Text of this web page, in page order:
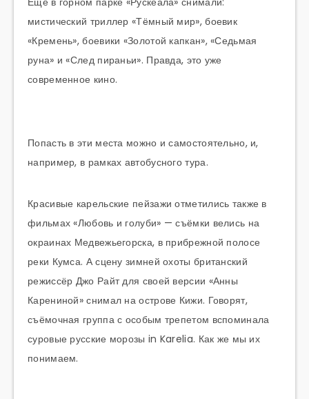
мистический триллер «Тёмный мир», боевик
«Кремень», боевики «Золотой капкан», «Седьмая
руна» и «След пираньи». Правда, это уже
современное кино.
Попасть в эти места можно и самостоятельно, и,
например, в рамках автобусного тура.
Красивые карельские пейзажи отметились также в
фильмах «Любовь и голуби» — съёмки велись на
окраинах Медвежьегорска, в прибрежной полосе
реки Кумса. А сцену зимней охоты британский
режиссёр Джо Райт для своей версии «Анны
Карениной» снимал на острове Кижи. Говорят,
съёмочная группа с особым трепетом вспоминала
суровые русские морозы in Karelia. Как же мы их
понимаем.